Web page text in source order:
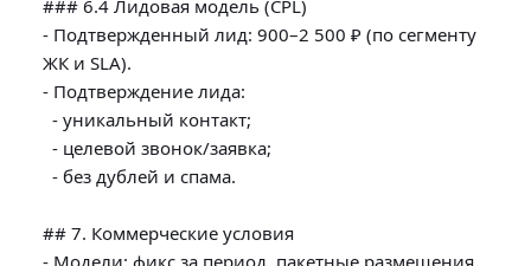
### 6.4 Лидовая модель (CPL)
- Подтвержденный лид: 900–2 500 ₽ (по сегменту
ЖК и SLA).
- Подтверждение лида:
## 7. Коммерческие условия
- Модели: фикс за период, пакетные размещения,